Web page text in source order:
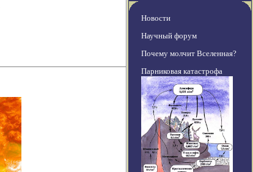
Новости
Научный форум
Почему молчит Вселенная?
Парниковая катастрофа